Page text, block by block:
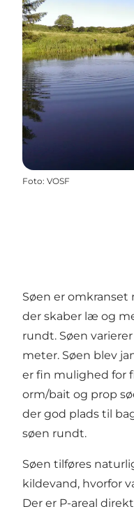
Foto: VOSF
Søen er
der skaber læ og
rundt. Søen
meter. Søen blev
er fin mulighed for
orm/bait og prop
der god plads til
søen rundt.
Søen tilføres
kildevand, hvorfor
Der er P-areal